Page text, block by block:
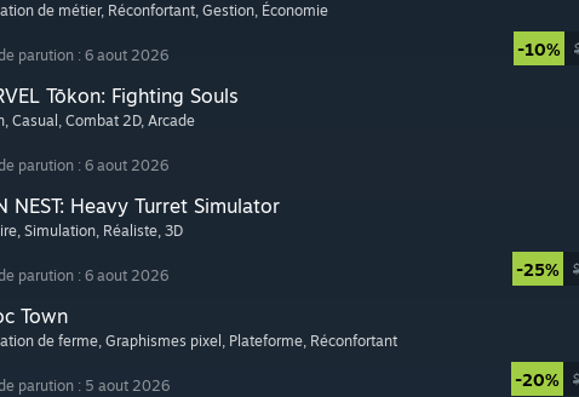
de métier, Réconfortant, Gestion, Économie
parution : 6 aout 2026 -10%
Tōkon: Fighting Souls
, Casual , Combat 2D, Arcade
parution : 6 aout 2026
NEST: Heavy Turret Simulator
, Simulation, Réaliste, 3D
parution : 6 aout 2026 -25%
Town
de ferme, Graphismes pixel , Plateforme, Réconfortant
parution : 5 aout 2026 -20%